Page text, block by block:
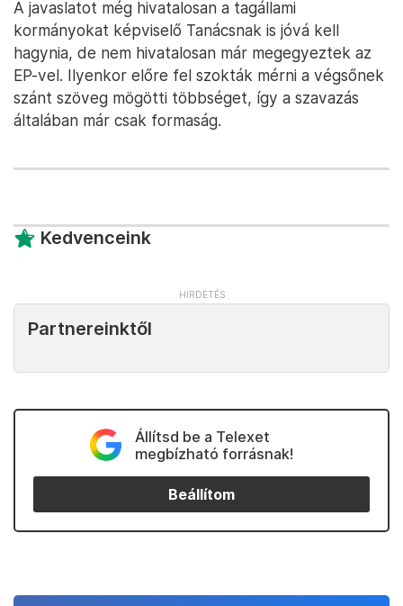
A javaslatot még hivatalosan a tagállami
kormányokat képviselő Tanácsnak is jóvá kell
hagynia, de nem hivatalosan már megegyeztek az
EP-vel. Ilyenkor előre fel szokták mérni a végsőnek
szánt szöveg mögötti többséget, így a szavazás
általában már csak formaság.
Kedvenceink
Partnereinktől
Állítsd be a Telexet
megbízható forrásnak!
Beállítom